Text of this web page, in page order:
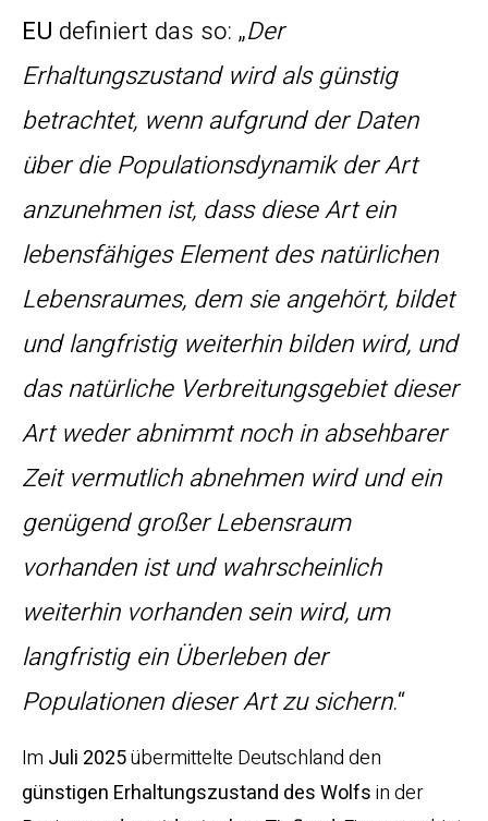
EU definiert das so: „Der
Erhaltungszustand wird als günstig
betrachtet, wenn aufgrund der Daten
über die Populationsdynamik der Art
anzunehmen ist, dass diese Art ein
lebensfähiges Element des natürlichen
Lebensraumes, dem sie angehört, bildet
und langfristig weiterhin bilden wird, und
das natürliche Verbreitungsgebiet dieser
Art weder abnimmt noch in absehbarer
Zeit vermutlich abnehmen wird und ein
genügend großer Lebensraum
vorhanden ist und wahrscheinlich
weiterhin vorhanden sein wird, um
langfristig ein Überleben der
Populationen dieser Art zu sichern.“
Im Juli 2025übermittelte Deutschland den
günstigen Erhaltungszustand des Wolfsin der